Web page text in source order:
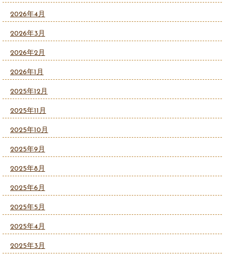
2026年4月
2026年3月
2026年2月
2026年1月
2025年12月
2025年11月
2025年10月
2025年9月
2025年8月
2025年6月
2025年5月
2025年4月
2025年3月